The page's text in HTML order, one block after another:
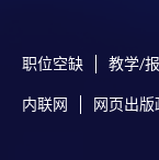
林彥良先生
學專業進修學
职位空缺 教学/
内联网 网页出版